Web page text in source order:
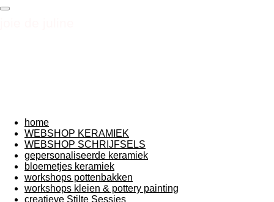
Ga
home
WEBSHOP KERAMIEK
WEBSHOP SCHRIJFSELS
gepersonaliseerde keramiek
bloemetjes keramiek
workshops pottenbakken
workshops kleien & pottery painting
creatieve Stilte Sessies